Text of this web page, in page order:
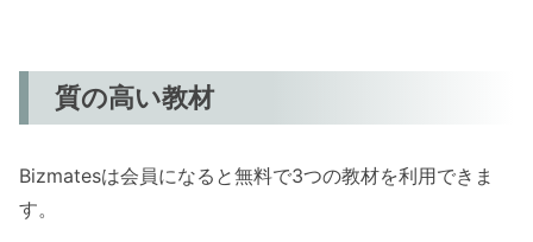
質の高い教材
Bizmatesは会員になると無料で3つの教材を利用できま
す。